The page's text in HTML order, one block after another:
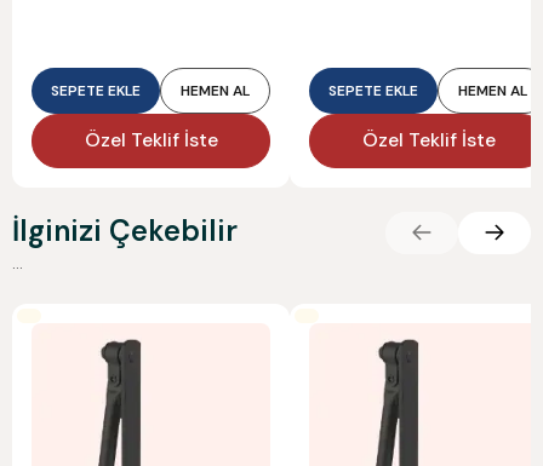
SEPETE EKLE HEMEN AL
Özel Teklif İste
SEPETE EKLE HEMEN AL
Özel Teklif İste
İlginizi Çekebilir
...